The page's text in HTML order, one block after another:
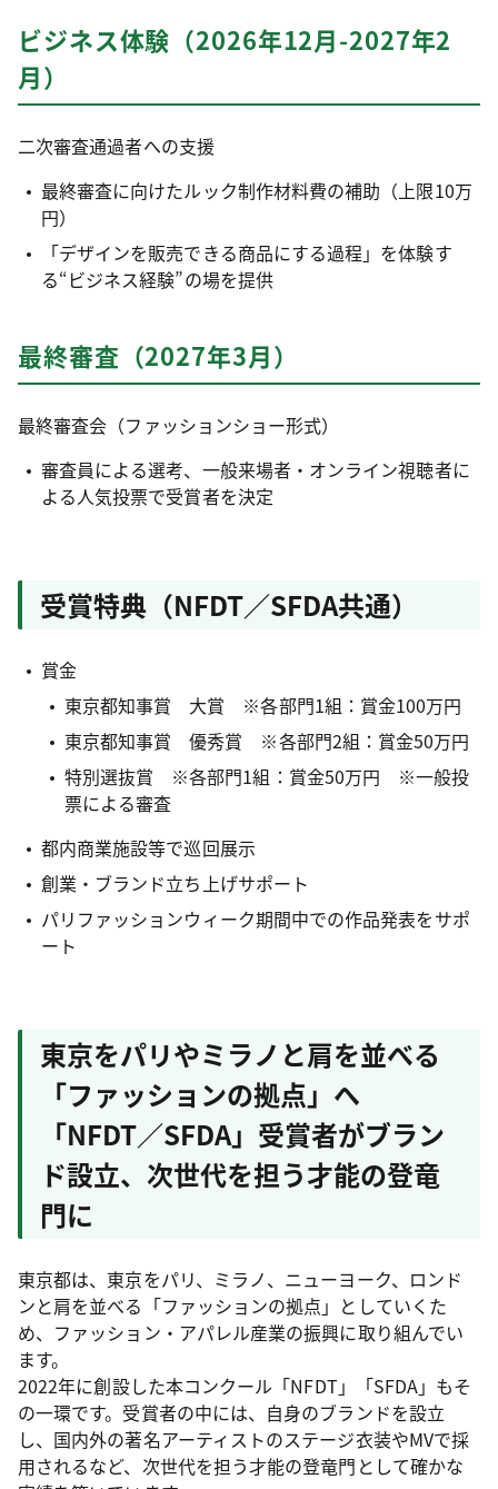
ビジネス体験（2026年12月-2027年2
月）
二次審査通過者への支援
最終審査に向けたルック制作材料費の補助（上限10万
円）
「デザインを販売できる商品にする過程」を体験す
る“ビジネス経験”の場を提供
最終審査（2027年3月）
最終審査会（ファッションショー形式）
審査員による選考、一般来場者・オンライン視聴者に
よる人気投票で受賞者を決定
受賞特典（NFDT／SFDA共通）
賞金
東京都知事賞 大賞 ※各部門1組：賞金100万円
東京都知事賞 優秀賞 ※各部門2組：賞金50万円
特別選抜賞 ※各部門1組：賞金50万円 ※一般投
票による審査
都内商業施設等で巡回展示
創業・ブランド立ち上げサポート
パリファッションウィーク期間中での作品発表をサポ
ート
東京をパリやミラノと肩を並べる
「ファッションの拠点」へ
「NFDT／SFDA」受賞者がブラン
ド設立、次世代を担う才能の登竜
門に
東京都は、東京をパリ、ミラノ、ニューヨーク、ロンド
ンと肩を並べる「ファッションの拠点」としていくた
め、ファッション・アパレル産業の振興に取り組んでい
ます。
2022年に創設した本コンクール「NFDT」「SFDA」もそ
の一環です。受賞者の中には、自身のブランドを設立
し、国内外の著名アーティストのステージ衣装やMVで採
用されるなど、次世代を担う才能の登竜門として確かな